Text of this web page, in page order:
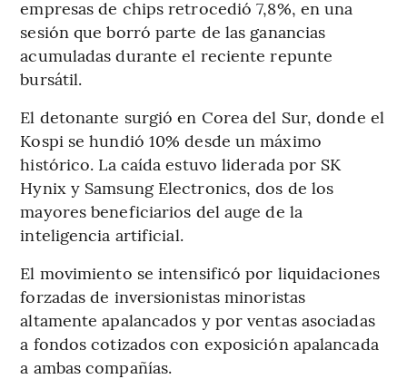
empresas de chips retrocedió 7,8%, en una
sesión que borró parte de las ganancias
acumuladas durante el reciente repunte
bursátil.
El detonante surgió en Corea del Sur, donde el
Kospi se hundió 10% desde un máximo
histórico. La caída estuvo liderada por SK
Hynix y Samsung Electronics, dos de los
mayores beneficiarios del auge de la
inteligencia artificial.
El movimiento se intensificó por liquidaciones
forzadas de inversionistas minoristas
altamente apalancados y por ventas asociadas
a fondos cotizados con exposición apalancada
a ambas compañías.